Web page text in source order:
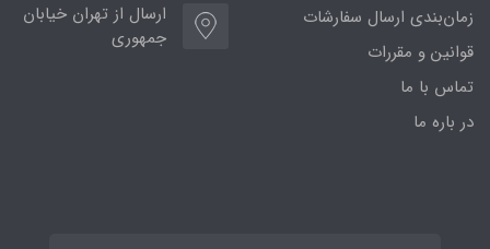
زمان‌بندی ارسال سفارشات
قوانین و مقررات
تماس با ما
در باره ما
ارسال از تهران خیابان
جمهوری